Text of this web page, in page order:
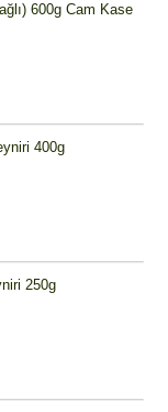
600g Cam Kase
400g
250g